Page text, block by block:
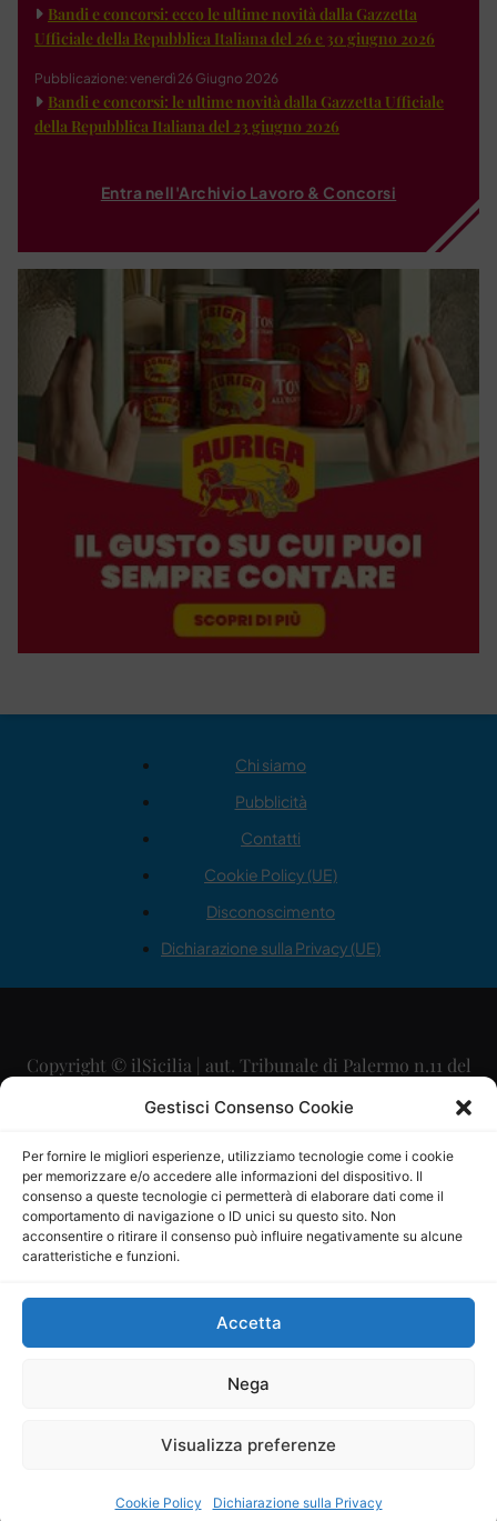
Gestisci Consenso Cookie
Per fornire le migliori esperienze, utilizziamo tecnologie come i cookie
per memorizzare e/o accedere alle informazioni del dispositivo. Il
consenso a queste tecnologie ci permetterà di elaborare dati come il
comportamento di navigazione o ID unici su questo sito. Non
acconsentire o ritirare il consenso può influire negativamente su alcune
caratteristiche e funzioni.
Accetta
Nega
Visualizza preferenze
Cookie Policy Dichiarazione sulla Privacy
Bandi e concorsi: ecco le ultime novità dalla Gazzetta
Ufficiale della Repubblica Italiana del 26 e 30 giugno 2026
Pubblicazione: venerdì 26 Giugno 2026
Bandi e concorsi: le ultime novità dalla Gazzetta Ufficiale
della Repubblica Italiana del 23 giugno 2026
Entra nell'Archivio Lavoro & Concorsi
Chi siamo
Pubblicità
Contatti
Cookie Policy (UE)
Disconoscimento
Dichiarazione sulla Privacy (UE)
Copyright © ilSicilia | aut. Tribunale di Palermo n.11 del
29/09/2015
Direttore Editoriale: Maurizio Scaglione
Direttore Responsabile: Maria Calabrese
P.IVA: 06334930820
Mercurio Comunicazione Società Cooperativa a r.l. è
iscritta al Registro degli Operatori di Comunicazione al
Sito gestito daLa Digitale srl–info@ladigitale.it